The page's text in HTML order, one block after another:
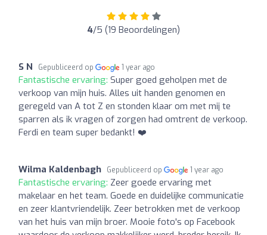
4/5 (19 Beoordelingen)
S N Gepubliceerd op 1 year ago
Fantastische ervaring: Super goed geholpen met de
verkoop van mijn huis. Alles uit handen genomen en
geregeld van A tot Z en stonden klaar om met mij te
sparren als ik vragen of zorgen had omtrent de verkoop.
Ferdi en team super bedankt! ❤️
Wilma Kaldenbagh Gepubliceerd op 1 year ago
Fantastische ervaring: Zeer goede ervaring met
makelaar en het team. Goede en duidelijke communicatie
en zeer klantvriendelijk. Zeer betrokken met de verkoop
van het huis van mijn broer. Mooie foto's op Facebook